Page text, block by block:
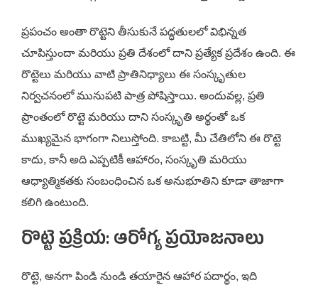
ప్రపంచం అంతా రొట్టెని తీసుకునే పద్ధతులలో విభిన్నత
చూపిస్తుందా మరియు ప్రతి దేశంలో దాని ప్రత్యేక ప్రదేశం ఉంది. ఈ
రొట్టెలు మరియు వాటి ప్రాతినిధ్యాలు ఈ సంస్కృతుల
నిర్వచనంలో మునుపటి పాత్ర పోషిస్తాయి. అందువల్ల, ప్రతి
ప్రాంతంలో రొట్టె మరియు దాని సంస్కృతి అర్థంతో ఒక
ముఖ్యమైన భాగంగా నిలుస్తోంది. కాబట్టి, మీ చేతిలోని ఈ రొట్టె
కాదు, కానీ అది ఎప్పటికీ ఆహారం, సంస్కృతి మరియు
ఆధ్యాత్మికతకు సంబంధించిన ఒక అనుభూతిని కూడా తాజాగా
కలిగి ఉంటుంది.
రొట్టె ప్రక్రియ: ఆరోగ్య ప్రయోజనాలు
రొట్టె, అనగా పిండి నుండి తయారైన ఆహార పదార్థం, ఇది